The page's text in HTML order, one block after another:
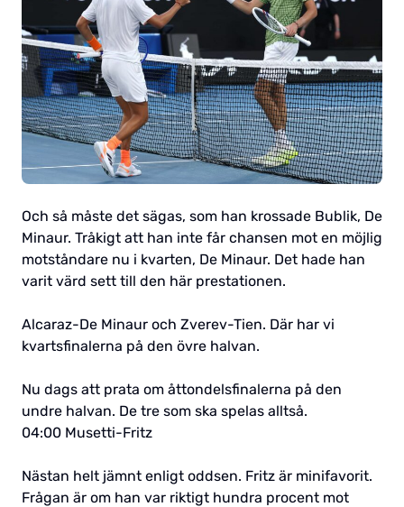
Och så måste det sägas, som han krossade Bublik, De
Minaur. Tråkigt att han inte får chansen mot en möjlig
motståndare nu i kvarten, De Minaur. Det hade han
varit värd sett till den här prestationen.
Alcaraz-De Minaur och Zverev-Tien. Där har vi
kvartsfinalerna på den övre halvan.
Nu dags att prata om åttondelsfinalerna på den
undre halvan. De tre som ska spelas alltså.
04:00 Musetti-Fritz
Nästan helt jämnt enligt oddsen. Fritz är minifavorit.
Frågan är om han var riktigt hundra procent mot